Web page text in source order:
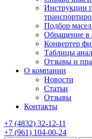
Инструкции
Подбор
Обращение в
Конвертер
Таблицы
Отзывы и
О компании
Новости
Статьи
Отзывы
Контакты
+7 (4832) 32-12-11
+7 (961) 104-00-24